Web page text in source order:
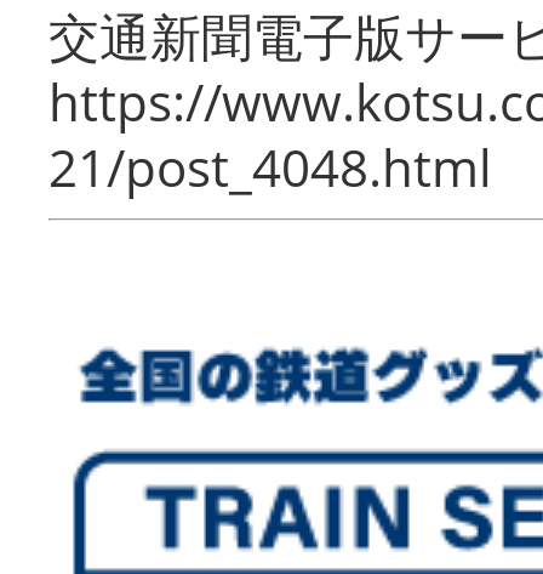
交通新聞電子版サー
https://
21/post_4048.html